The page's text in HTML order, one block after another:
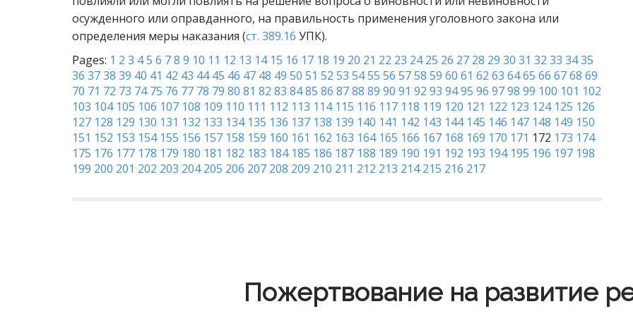
осужденного или оправданного, на правильность применения уголовного закона или
определения меры наказания (ст. 389.16 УПК).
Pages: 1 2 3 45 6 78 9 10 11 12 13 14 15 16 17 18 19 20 21 22 23 24 25 26 27 28 29 30 31 32 33 3435
36 3738 39 40 41 42 43 44 45 46 47 48 49 50 51 52 53 5455 56 5758 59 60 61 62 63 6465 66 6768 69
70 71 72 73 74 75 76 77 78 79 80 81 82 83 8485 86 8788 89 90 91 92 93 9495 96 9798 99 100 101 102
103 104 105 106 107 108 109 110 111 112 113 114 115 116 117 118 119 120 121 122 123 124 125 126
127 128 129 130 131 132 133 134 135 136 137 138 139 140 141 142 143 144 145 146 147 148 149 150
151 152 153 154 155 156 157 158 159 160 161 162 163 164 165 166 167 168 169 170 171 172 173 174
175 176 177 178 179 180 181 182 183 184 185 186 187 188 189 190 191 192 193 194 195 196 197 198
199 200 201 202 203 204 205 206 207 208 209 210 211 212 213 214 215 216 217
Пожертвование на развитие